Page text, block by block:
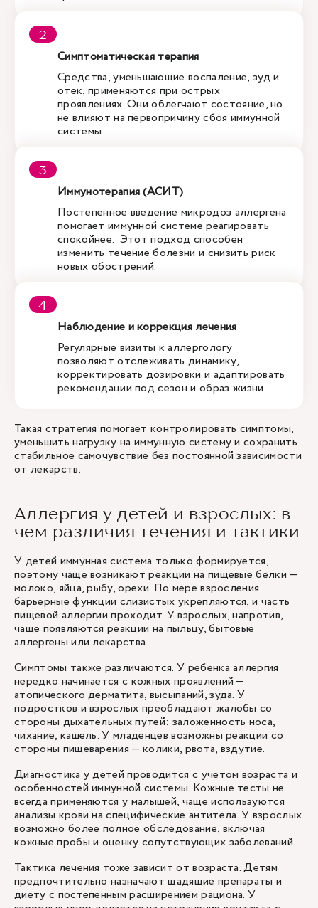
Симптоматическая терапия
Средства, уменьшающие воспаление, зуд и
отек, применяются при острых
проявлениях. Они облегчают состояние, но
не влияют на первопричину сбоя иммунной
системы.
Иммунотерапия (АСИТ)
Постепенное введение микродоз аллергена
помогает иммунной системе реагировать
спокойнее. Этот подход способен
изменить течение болезни и снизить риск
новых обострений.
Наблюдение и коррекция лечения
Регулярные визиты к аллергологу
позволяют отслеживать динамику,
корректировать дозировки и адаптировать
рекомендации под сезон и образ жизни.
Такая стратегия помогает контролировать симптомы,
уменьшить нагрузку на иммунную систему и сохранить
стабильное самочувствие без постоянной зависимости
от лекарств.
Аллергия у детей и взрослых: в
чем различия течения и тактики
У детей иммунная система только формируется,
поэтому чаще возникают реакции на пищевые белки —
молоко, яйца, рыбу, орехи. По мере взросления
барьерные функции слизистых укрепляются, и часть
пищевой аллергии проходит. У взрослых, напротив,
чаще появляются реакции на пыльцу, бытовые
аллергены или лекарства.
Симптомы также различаются. У ребенка аллергия
нередко начинается с кожных проявлений —
атопического дерматита, высыпаний, зуда. У
подростков и взрослых преобладают жалобы со
стороны дыхательных путей: заложенность носа,
чихание, кашель. У младенцев возможны реакции со
стороны пищеварения — колики, рвота, вздутие.
Диагностика у детей проводится с учетом возраста и
особенностей иммунной системы. Кожные тесты не
всегда применяются у малышей, чаще используются
анализы крови на специфические антитела. У взрослых
возможно более полное обследование, включая
кожные пробы и оценку сопутствующих заболеваний.
Тактика лечения тоже зависит от возраста. Детям
предпочтительно назначают щадящие препараты и
диету с постепенным расширением рациона. У